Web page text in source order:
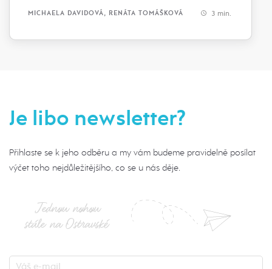
MICHAELA DAVIDOVÁ, RENÁTA TOMÁŠKOVÁ 3 min.
Je libo newsletter?
Přihlaste se k jeho odběru a my vám budeme pravidelně posílat
výčet toho nejdůležitějšího, co se u nás děje.
Jednou nohou
stále na Ostravské